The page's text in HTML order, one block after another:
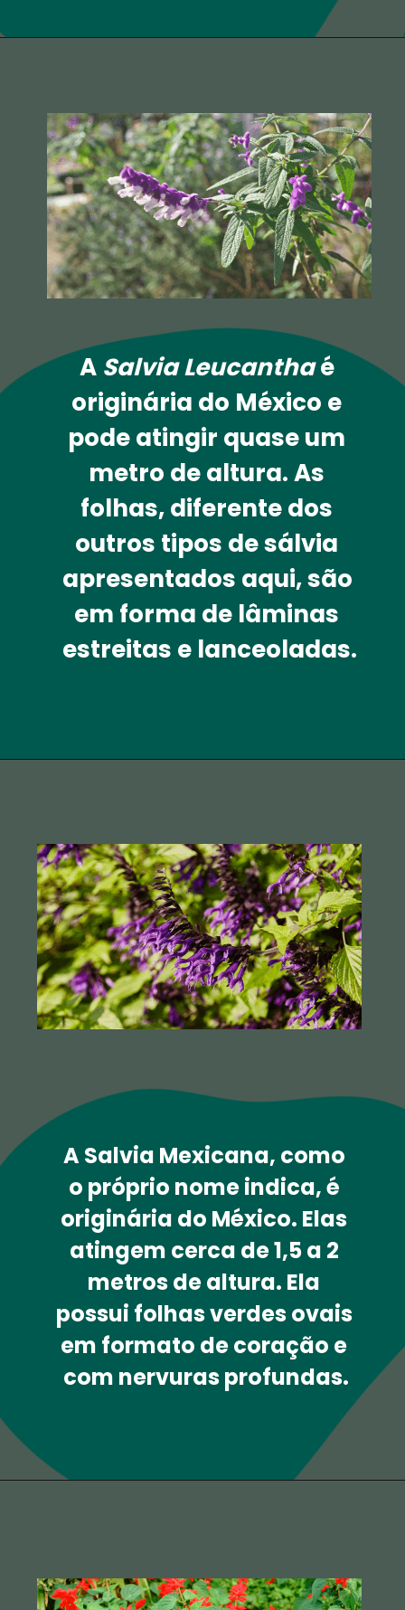
A Salvia Leucantha é
originária do México e
pode atingir quase um
metro de altura. As
folhas, diferente dos
outros tipos de sálvia
apresentados aqui, são
em forma de lâminas
estreitas e lanceoladas.
A Salvia Mexicana, como
o próprio nome indica, é
originária do México. Elas
atingem cerca de 1,5 a 2
metros de altura. Ela
possui folhas verdes ovais
em formato de coração e
com nervuras profundas.